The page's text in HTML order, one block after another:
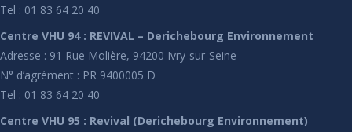
Tel : 01 83 64 20 40
Centre VHU 94 : REVIVAL – Derichebourg Environnement
Adresse : 91 Rue Molière, 94200 Ivry-sur-Seine
N° d’agrément : PR 9400005 D
Tel : 01 83 64 20 40
Centre VHU 95 : Revival (Derichebourg Environnement)